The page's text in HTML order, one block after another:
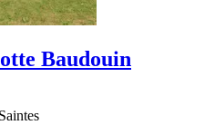
Baudouin